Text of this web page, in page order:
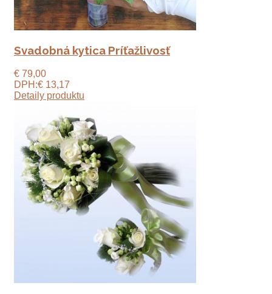
Svadobná kytica Príťažlivosť
€ 79,00
DPH:€ 13,17
Detaily produktu